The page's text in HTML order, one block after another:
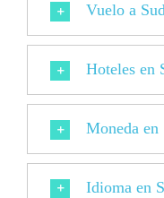
Vuelo a
Hoteles en
Moneda en
Idioma en